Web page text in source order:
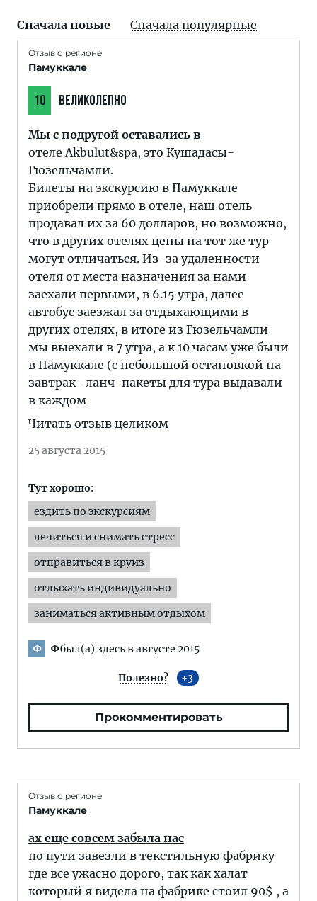
Сначала новые Сначала популярные
Отзыв о регионе
Памуккале
10 ВЕЛИКОЛЕПНО
Мы с подругой оставались в
отеле Akbulut&spa, это Кушадасы-
Гюзельчамли.
Билеты на экскурсию в Памуккале
приобрели прямо в отеле, наш отель
продавал их за 60 долларов, но возможно,
что в других отелях цены на тот же тур
могут отличаться. Из-за удаленности
отеля от места назначения за нами
заехали первыми, в 6.15 утра, далее
автобус заезжал за отдыхающими в
других отелях, в итоге из Гюзельчамли
мы выехали в 7 утра, а к 10 часам уже были
в Памуккале (с небольшой остановкой на
завтрак- ланч-пакеты для тура выдавали
в каждом
Читать отзыв целиком
25 августа 2015
Тут хорошо:
ездить по экскурсиям
лечиться и снимать стресс
отправиться в круиз
отдыхать индивидуально
заниматься активным отдыхом
Ф Фбыл(а) здесь в августе 2015
Полезно? 3
Прокомментировать
Отзыв о регионе
Памуккале
ах еще совсем забыла нас
по пути завезли в текстильную фабрику
где все ужасно дорого, так как халат
который я видела на фабрике стоил 90$ , а